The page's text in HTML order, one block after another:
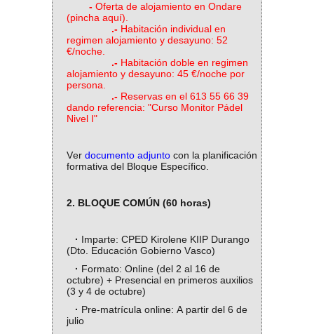
- Oferta de alojamiento en Ondare
(pincha aquí).
.- Habitación individual en
regimen alojamiento y desayuno: 52
€/noche.
.- Habitación doble en regimen
alojamiento y desayuno: 45 €/noche por
persona.
.- Reservas en el 613 55 66 39
dando referencia: "Curso Monitor Pádel
Nivel I"
Ver documento adjunto con la planificación
formativa del Bloque Específico.
2. BLOQUE COMÚN (60 horas)
· Imparte: CPED Kirolene KIIP Durango
(Dto. Educación Gobierno Vasco)
· Formato: Online (del 2 al 16 de
octubre) + Presencial en primeros auxilios
(3 y 4 de octubre)
· Pre-matrícula online: A partir del 6 de
julio